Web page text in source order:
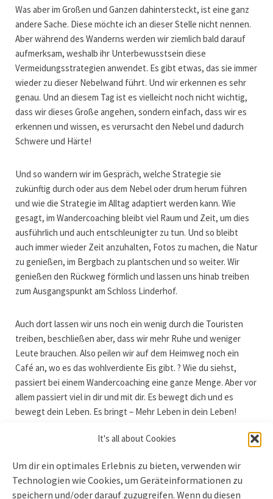
It's all about Cookies
Um dir ein optimales Erlebnis zu bieten, verwenden wir
Technologien wie Cookies, um Geräteinformationen zu
speichern und/oder darauf zuzugreifen. Wenn du diesen
Was aber im Großen und Ganzen dahintersteckt, ist eine ganz
andere Sache. Diese möchte ich an dieser Stelle nicht nennen.
Aber während des Wanderns werden wir ziemlich bald darauf
aufmerksam, weshalb ihr Unterbewusstsein diese
Vermeidungsstrategien anwendet. Es gibt etwas, das sie immer
wieder zu dieser Nebelwand führt. Und wir erkennen es sehr
genau. Und an diesem Tag ist es vielleicht noch nicht wichtig,
dass wir dieses Große angehen, sondern einfach, dass wir es
erkennen und wissen, es verursacht den Nebel und dadurch
Schwere und Härte!
Und so wandern wir im Gespräch, welche Strategie sie
zukünftig durch oder aus dem Nebel oder drum herum führen
und wie die Strategie im Alltag adaptiert werden kann. Wie
gesagt, im Wandercoaching bleibt viel Raum und Zeit, um dies
ausführlich und auch entschleunigter zu tun. Und so bleibt
auch immer wieder Zeit anzuhalten, Fotos zu machen, die Natur
zu genießen, im Bergbach zu plantschen und so weiter. Wir
genießen den Rückweg förmlich und lassen uns hinab treiben
zum Ausgangspunkt am Schloss Linderhof.
Auch dort lassen wir uns noch ein wenig durch die Touristen
treiben, beschließen aber, dass wir mehr Ruhe und weniger
Leute brauchen. Also peilen wir auf dem Heimweg noch ein
Café an, wo es das wohlverdiente Eis gibt. ? Wie du siehst,
passiert bei einem Wandercoaching eine ganze Menge. Aber vor
allem passiert viel in dir und mit dir. Es bewegt dich und es
bewegt dein Leben. Es bringt – Mehr Leben in dein Leben!
daher, dass du dieses Glücksgefühl erleben kannst, das ich
Klientinnen und Klienten. Genieße es!